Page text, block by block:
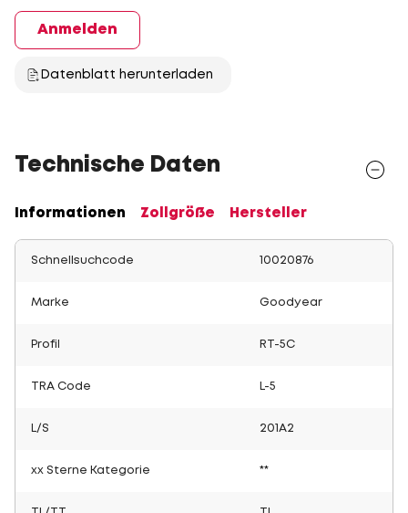
Anmelden
Datenblatt herunterladen
Technische Daten
Informationen Zollgröße Hersteller
Schnellsuchcode 10020876
Marke Goodyear
Profil RT-5C
TRA Code L-5
L/S 201A2
xx Sterne Kategorie **